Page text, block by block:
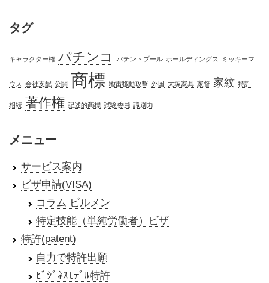
タグ
キャラクター権 パチンコ パテントプール ホールディングス ミッキーマ
ウス 会社支配 公開 商標 地雷移動攻撃 外国 大塚家具 家督 家紋 特許
相続 著作権 記述的商標 試験委員 識別力
メニュー
サービス案内
ビザ申請(VISA)
コラム ビルメン
特定技能（単純労働者）ビザ
特許(patent)
自力で特許出願
ﾋﾞｼﾞﾈｽﾓﾃﾞﾙ特許